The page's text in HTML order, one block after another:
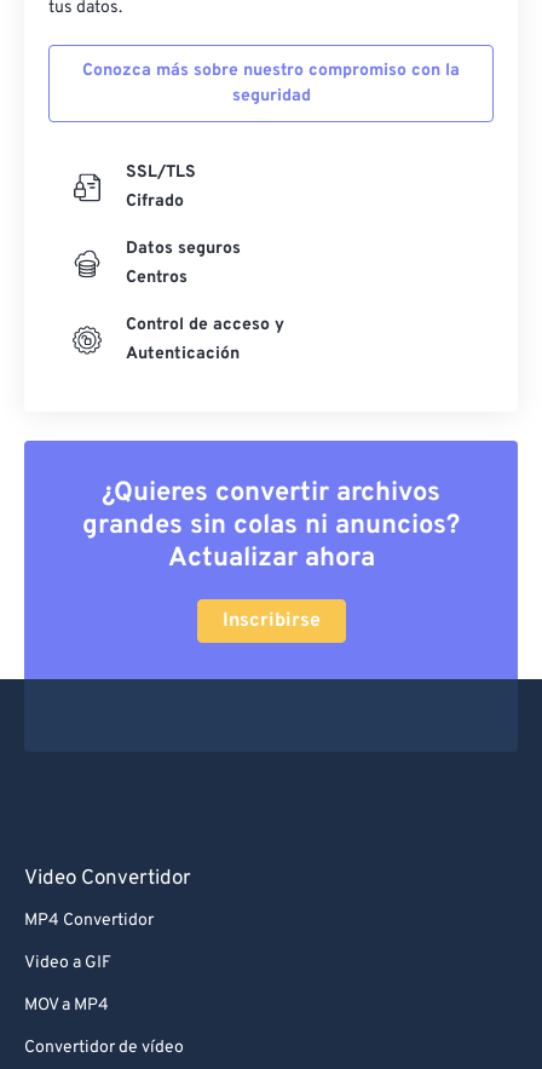
tus datos.
Conozca más sobre nuestro compromiso con la
seguridad
SSL/TLS
Cifrado
Datos seguros
Centros
Control de acceso y
Autenticación
¿Quieres convertir archivos
grandes sin colas ni anuncios?
Actualizar ahora
Inscribirse
Video Convertidor
MP4 Convertidor
Video a GIF
MOV a MP4
Convertidor de vídeo